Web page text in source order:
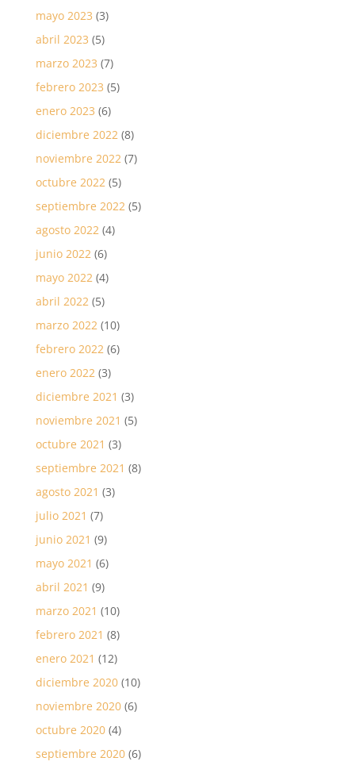
mayo 2023 (3)
abril 2023 (5)
marzo 2023 (7)
febrero 2023 (5)
enero 2023 (6)
diciembre 2022 (8)
noviembre 2022 (7)
octubre 2022 (5)
septiembre 2022 (5)
agosto 2022 (4)
junio 2022 (6)
mayo 2022 (4)
abril 2022 (5)
marzo 2022 (10)
febrero 2022 (6)
enero 2022 (3)
diciembre 2021 (3)
noviembre 2021 (5)
octubre 2021 (3)
septiembre 2021 (8)
agosto 2021 (3)
julio 2021 (7)
junio 2021 (9)
mayo 2021 (6)
abril 2021 (9)
marzo 2021 (10)
febrero 2021 (8)
enero 2021 (12)
diciembre 2020(10)
noviembre 2020(6)
octubre 2020(4)
septiembre 2020(6)